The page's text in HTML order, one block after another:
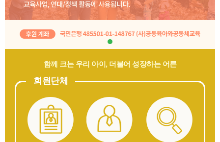
하위메뉴
하위메뉴
하위메뉴
함께 크는 우리 아이, 더불어 성장하는 어른
회원단체